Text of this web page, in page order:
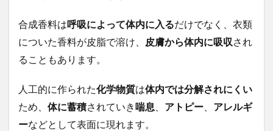
合成香料は呼吸によって体内に入るだけでなく、衣類
についた香料が皮脂で溶け、
皮膚から体内に吸収 され
ることもあります。
人工的に作られた化学物質は体内では分解されにくい
ため、 体に蓄積されていき喘息 アトピー
アレルギ
ーなどとして表面に現れます。